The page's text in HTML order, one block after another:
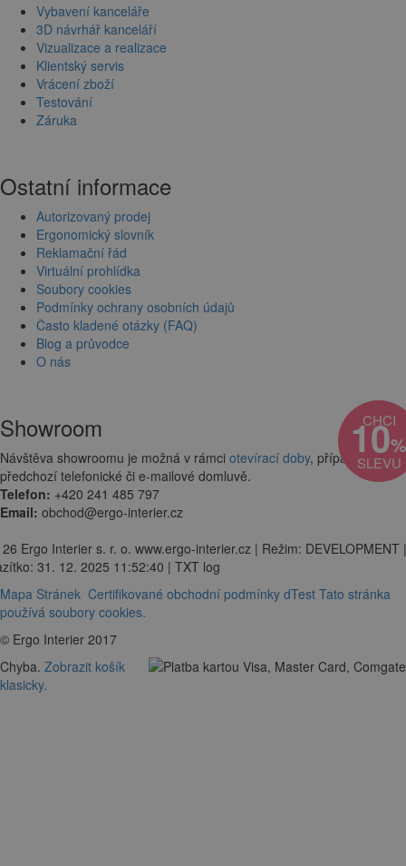
Vybavení kanceláře
3D návrhář kanceláří
Vizualizace a realizace
Klientský servis
Vrácení zboží
Testování
Záruka
Ostatní informace
Autorizovaný prodej
Ergonomický slovník
Reklamační řád
Virtuální prohlídka
Soubory cookies
Podmínky ochrany osobních údajů
Často kladené otázky (FAQ)
Blog a průvodce
O nás
Showroom
Návštěva showroomu je možná v rámci otevírací doby, případně po
předchozí telefonické či e-mailové domluvě.
Telefon: +420 241 485 797
Email: obchod@ergo-interier.cz
Ergo Interier s. r. o. www.ergo-interier.cz | Režim: DEVELOPMENT |
31. 12. 2025 11:52:40 | TXT log
Mapa Stránek Certifikované obchodní podmínky dTest Tato stránka
používá soubory cookies.
© Ergo Interier 2017
Chyba. Zobrazit košík
klasicky.
CHCI
10%
SLEVU